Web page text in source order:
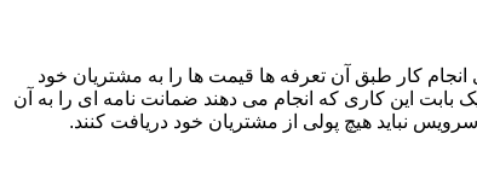
کار طبق آن تعرفه ها قیمت ها را به مشتریان خود
بابت این کاری که انجام می دهند ضمانت نامه ای را به آن
نباید هیچ پولی از مشتریان خود دریافت کنند.